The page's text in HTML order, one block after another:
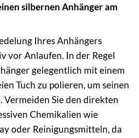
silbernen Anhänger am
Ihres Anhängers
vor Anlaufen. In der Regel
gelegentlich mit einem
Tuch zu polieren, um seinen
Vermeiden Sie den direkten
Chemikalien wie
oder Reinigungsmitteln, da